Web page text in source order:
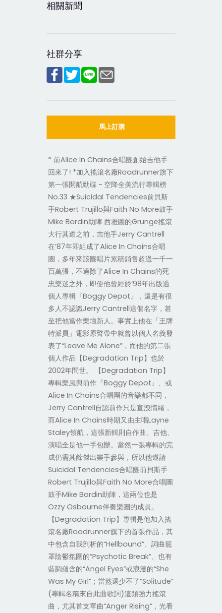
相關新聞
社群分享
馬上訂購
* 前Alice In Chains合唱團創始吉他手
回來了! *加入搖滾名廠Roadrunner旗下
第一張開航勁碟 ~ 空降全美流行專輯榜
No.33 ★Suicidal Tendencies前貝斯
手Robert Trujillo與Faith No More鼓手
Mike Bordin助陣 西雅圖的Grunge搖滾
大行其道之前，吉他手Jerry Cantrell
在’87年即組成了Alice In Chains合唱
團，多年來該團唱片累積銷售超過一千一
百萬張，不過除了Alice In Chains的死
忠樂迷之外，即使他曾經於’98年出版過
個人專輯『Boggy Depot』，還是有很
多人不認識Jerry Cantrell這個名字，甚
至把他當作樂壇新人。事實上他在「王牌
特派員」電影原聲帶中就曾以個人名義發
表了“Leave Me Alone”，而他的第二張
個人作品【Degradation Trip】也於
2002年問世。 【Degradation Trip】
專輯樂風與前作『Boggy Depot』、或
Alice In Chains合唱團的音樂都不同，
Jerry Cantrell自認前作只是宣洩情緒，
而Alice In Chains時期又由主唱Layne
Staley領航，這張新輯則自作曲、吉他、
演唱全是他一手包辦。當然一張專輯的完
成仍需其餘傑出樂手參與，所以他邀請
Suicidal Tendencies合唱團前貝斯手
Robert Trujillo與Faith No More合唱團
鼓手Mike Bordin助陣，這兩位也是
Ozzy Osbourne伴奏樂團的成員。
【Degradation Trip】專輯是他加入搖
滾名廠Roadrunner旗下的首張作品，其
中包含自我剖析的“Hellbound”、詞曲籠
罩陰鬱氛圍的“Psychotic Break”、也有
藍調蘊含的“Angel Eyes”或浪漫的“She
Was My Girl”；當然還少不了“Solitude”
(專輯名稱來自此曲歌詞)這類強力搖滾
曲，尤其首支單曲“Anger Rising”，光看